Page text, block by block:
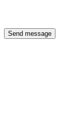
Send message